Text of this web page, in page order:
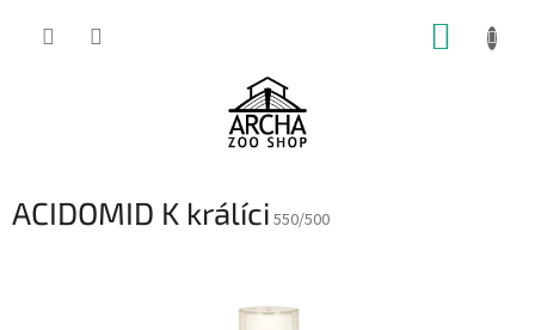
ACIDOMID K králíci 550/500